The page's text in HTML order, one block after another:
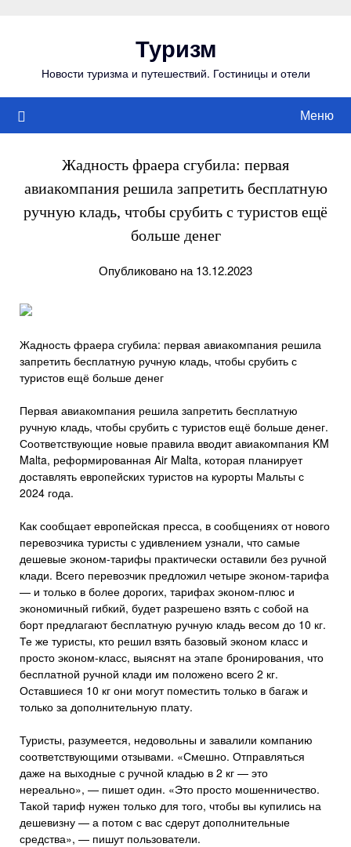
Туризм
Новости туризма и путешествий. Гостиницы и отели
Меню
Жадность фраера сгубила: первая
авиакомпания решила запретить бесплатную
ручную кладь, чтобы срубить с туристов ещё
больше денег
Опубликовано на 13.12.2023
Жадность фраера сгубила: первая авиакомпания решила
запретить бесплатную ручную кладь, чтобы срубить с
туристов ещё больше денег
Первая авиакомпания решила запретить бесплатную
ручную кладь, чтобы срубить с туристов ещё больше денег.
Соответствующие новые правила вводит авиакомпания KM
Malta, реформированная Air Malta, которая планирует
доставлять европейских туристов на курорты Мальты с
2024 года.
Как сообщает европейская пресса, в сообщениях от нового
перевозчика туристы с удивлением узнали, что самые
дешевые эконом-тарифы практически оставили без ручной
клади. Всего перевозчик предложил четыре эконом-тарифа
— и только в более дорогих, тарифах эконом-плюс и
экономичный гибкий, будет разрешено взять с собой на
борт предлагают бесплатную ручную кладь весом до 10 кг.
Те же туристы, кто решил взять базовый эконом класс и
просто эконом-класс, выяснят на этапе бронирования, что
бесплатной ручной клади им положено всего 2 кг.
Оставшиеся 10 кг они могут поместить только в багаж и
только за дополнительную плату.
Туристы, разумеется, недовольны и завалили компанию
соответствующими отзывами. «Смешно. Отправляться
даже на выходные с ручной кладью в 2 кг — это
нереально», — пишет один. «Это просто мошенничество.
Такой тариф нужен только для того, чтобы вы купились на
дешевизну — а потом с вас сдерут дополнительные
средства», — пишут пользователи.